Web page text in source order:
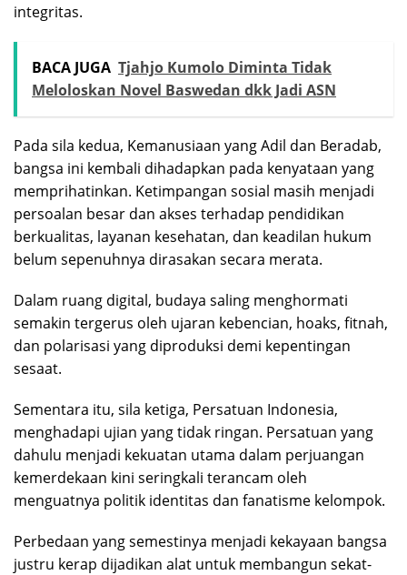
integritas.
BACA JUGA Tjahjo Kumolo Diminta Tidak
Meloloskan Novel Baswedan dkk Jadi ASN
Pada sila kedua, Kemanusiaan yang Adil dan Beradab,
bangsa ini kembali dihadapkan pada kenyataan yang
memprihatinkan. Ketimpangan sosial masih menjadi
persoalan besar dan akses terhadap pendidikan
berkualitas, layanan kesehatan, dan keadilan hukum
belum sepenuhnya dirasakan secara merata.
Dalam ruang digital, budaya saling menghormati
semakin tergerus oleh ujaran kebencian, hoaks, fitnah,
dan polarisasi yang diproduksi demi kepentingan
sesaat.
Sementara itu, sila ketiga, Persatuan Indonesia,
menghadapi ujian yang tidak ringan. Persatuan yang
dahulu menjadi kekuatan utama dalam perjuangan
kemerdekaan kini seringkali terancam oleh
menguatnya politik identitas dan fanatisme kelompok.
Perbedaan yang semestinya menjadi kekayaan bangsa
justru kerap dijadikan alat untuk membangun sekat-